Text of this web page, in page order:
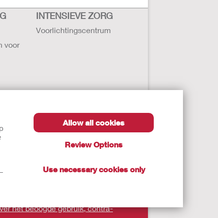
Allow all cookies
Review Options
Use necessary cookies only
voor
INTENSIEVE ZORG
Voorlichtingscentrum
het beoogde gebruik, contra-